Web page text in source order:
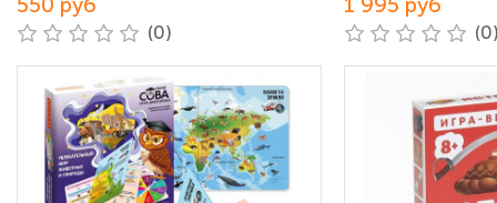
(0)